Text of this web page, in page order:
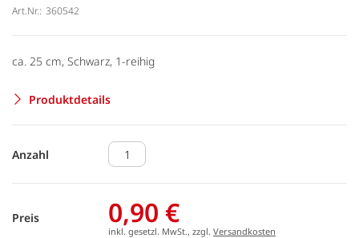
Art.Nr.: 360542
ca. 25 cm, Schwarz, 1-reihig
Produktdetails
Anzahl
Preis 0,90 €
inkl. gesetzl. MwSt., zzgl. Versandkosten